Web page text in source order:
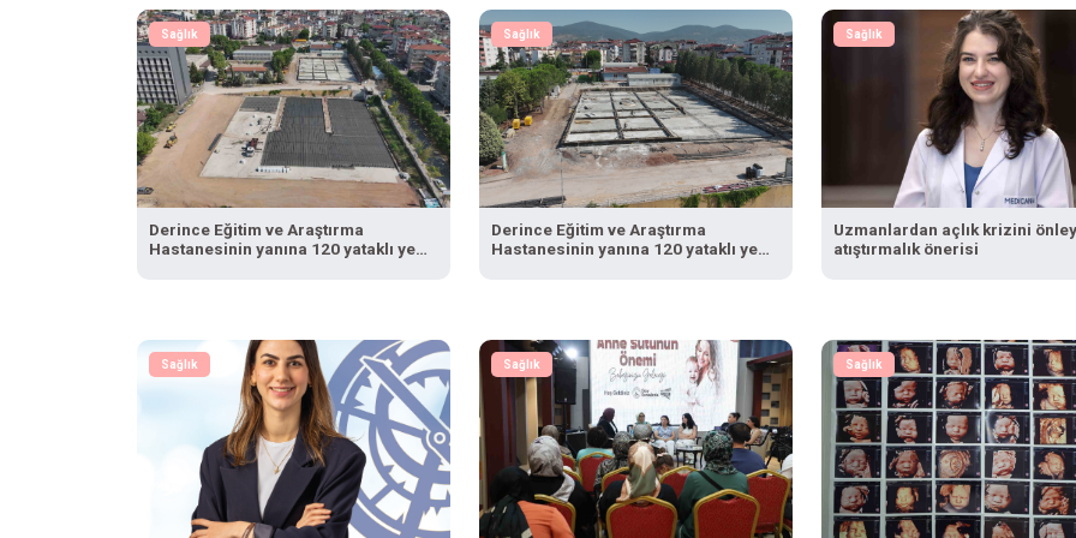
Sağlık
Derince Eğitim ve Araştırma
Hastanesinin yanına 120 yataklı yeni
Sağlık
Derince Eğitim ve Araştırma
Hastanesinin yanına 120 yataklı yeni
Sağlık
Uzmanlardan açlık krizini
atıştırmalık önerisi
Sağlık Sağlık Sağlık